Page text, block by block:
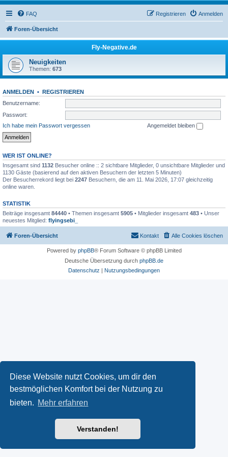
Diese Website nutzt Cookies, um dir den
bestmöglichen Komfort bei der Nutzung zu
bieten. Mehr erfahren
Verstanden!
FAQ Anmelden
Registrieren
Foren-Übersicht
Fly-Negative.de
Neuigkeiten
Themen: 673
ANMELDEN • REGISTRIEREN
Benutzername:
Passwort:
Ich habe mein Passwort vergessen
Angemeldet bleiben
WER IST ONLINE?
Insgesamt sind 1132 Besucher online :: 2 sichtbare Mitglieder, 0 unsichtbare Mitglieder und
1130 Gäste (basierend auf den aktiven Besuchern der letzten 5 Minuten)
Der Besucherrekord liegt bei 2247 Besuchern, die am 11. Mai 2026, 17:07 gleichzeitig
online waren.
STATISTIK
Beiträge insgesamt 84440 • Themen insgesamt 5905 • Mitglieder insgesamt 483 • Unser
neuestes Mitglied: flyingsebi_
Foren-Übersicht Alle Cookies löschen
Kontakt
Powered by phpBB® Forum Software © phpBB Limited
Deutsche Übersetzung durch phpBB.de
Datenschutz | Nutzungsbedingungen